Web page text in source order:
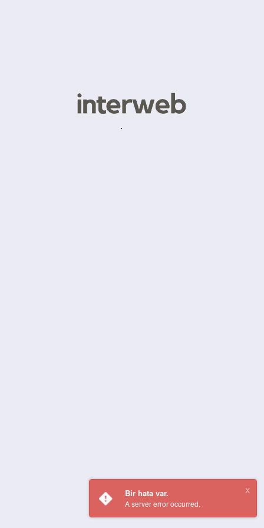
Bir hata var.
A server error occurred.